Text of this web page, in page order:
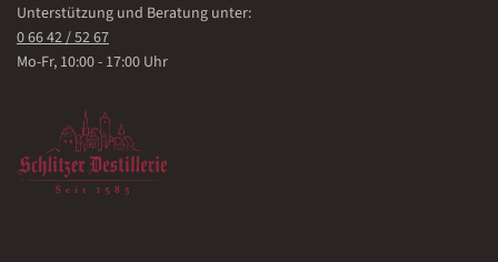
Unterstützung und Beratung unter:
0 66 42 / 52 67
Mo-Fr, 10:00 - 17:00 Uhr